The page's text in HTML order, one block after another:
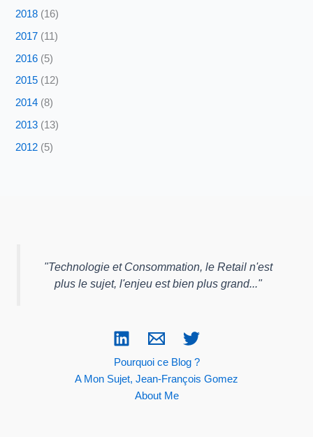
2018 (16)
2017 (11)
2016 (5)
2015 (12)
2014 (8)
2013 (13)
2012 (5)
"Technologie et Consommation, le Retail n'est
plus le sujet, l'enjeu est bien plus grand..."
Pourquoi ce Blog ?
A Mon Sujet, Jean-François Gomez
About Me